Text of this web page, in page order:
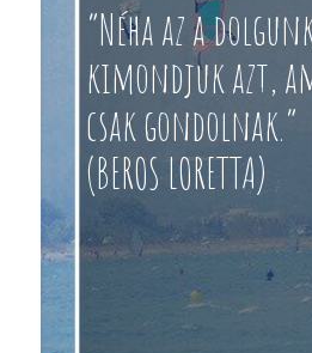
“Néha az a
kimondjuk azt,
csak gondolnak.”
(BEROS LORETTA)